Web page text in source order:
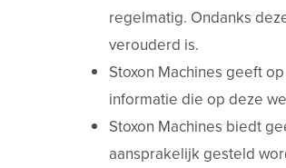
regelmatig. Ondanks
verouderd is.
Stoxon Machines geeft
informatie die op deze
Stoxon Machines biedt
aansprakelijk gesteld